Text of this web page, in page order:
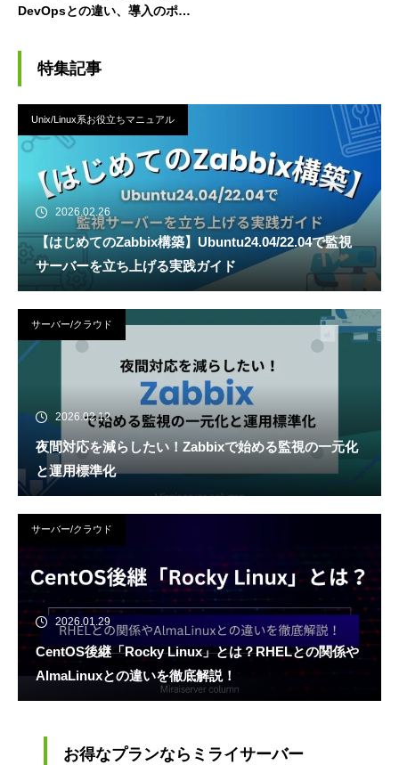
DevOpsとの違い、導入のポイ
特集記事
Unix/Linux系お役立ちマニュアル
2026.02.26
【はじめてのZabbix構築】Ubuntu24.04/22.04で監視
サーバーを立ち上げる実践ガイド
サーバー/クラウド
2026.02.12
夜間対応を減らしたい！Zabbixで始める監視の一元化
と運用標準化
サーバー/クラウド
2026.01.29
CentOS後継「Rocky Linux」とは？RHELとの関係や
AlmaLinuxとの違いを徹底解説！
お得なプランならミライサーバー